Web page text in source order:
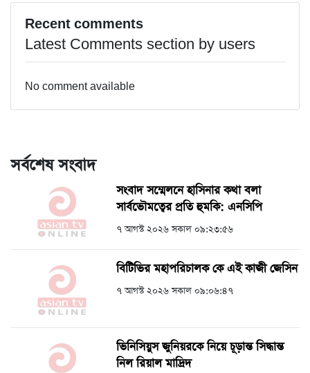
Recent comments
Latest Comments section by users
No comment available
সর্বশেষ সংবাদ
সংবাদ সম্মেলনে হাসিনার কথা বলা
সার্বভৌমত্বের প্রতি হুমকি: এনসিপি
৭ আগস্ট ২০২৬ সকাল ০৯:২৩:৫৬
বিটিভির মহাপরিচালক কে এই কাজী জেসিন
৭ আগস্ট ২০২৬ সকাল ০৯:০৬:৪৭
ভিনিসিয়ুস জুনিয়রকে নিয়ে চূড়ান্ত সিদ্ধান্ত
নিল রিয়াল মাদ্রিদ